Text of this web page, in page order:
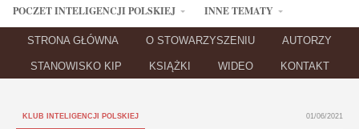
POCZET INTELIGENCJI POLSKIEJ INNE TEMATY
STRONA GŁÓWNA O STOWARZYSZENIU AUTORZY
STANOWISKO KIP KSIĄŻKI WIDEO KONTAKT
KLUB INTELIGENCJI POLSKIEJ 01/06/2021